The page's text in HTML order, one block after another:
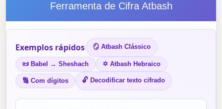
Ferramenta de Cifra Atbash
Exemplos rápidos 🪞 Atbash Clássico
📜 Babel → Sheshach ✡ Atbash Hebraico
🔢 Com dígitos 🔓 Decodificar texto cifrado